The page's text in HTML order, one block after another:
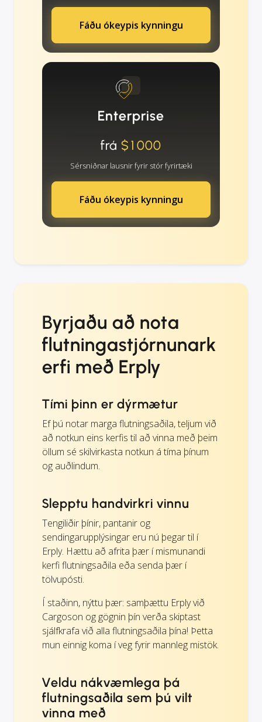
Fáðu ókeypis kynningu
Enterprise
frá $1000
Sérsniðnar lausnir fyrir stór fyrirtæki
Fáðu ókeypis kynningu
Byrjaðu að nota
flutningastjórnunark
erfi með Erply
Tími þinn er dýrmætur
Ef þú notar marga flutningsaðila, teljum við
að notkun eins kerfis til að vinna með þeim
öllum sé skilvirkasta notkun á tíma þínum
og auðlindum.
Slepptu handvirkri vinnu
Tengiliðir þínir, pantanir og
sendingarupplýsingar eru nú þegar til í
Erply. Hættu að afrita þær í mismunandi
kerfi flutningsaðila eða senda þær í
tölvupósti.
Í staðinn, nýttu þær: samþættu Erply við
Cargoson og gögnin þín verða skiptast
sjálfkrafa við alla flutningsaðila þína! Þetta
mun einnig koma í veg fyrir mannleg mistök.
Veldu nákvæmlega þá
flutningsaðila sem þú vilt
vinna með